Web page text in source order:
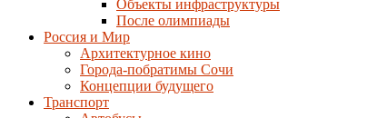
Объекты инфраструктуры
После олимпиады
Россия и Мир
Архитектурное кино
Города-побратимы Сочи
Концепции будущего
Транспорт